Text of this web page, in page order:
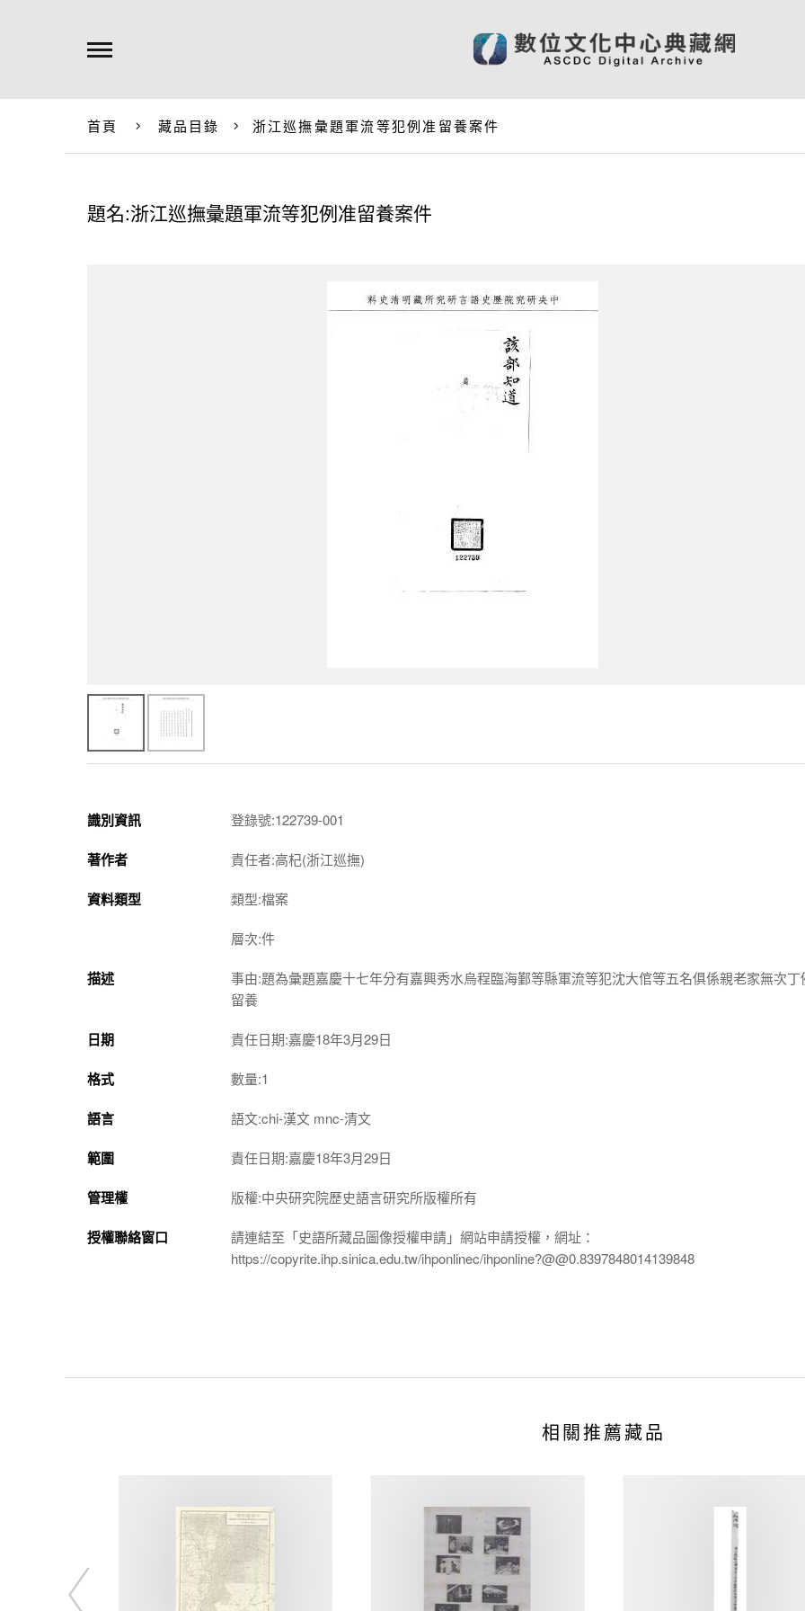
首頁 藏品目錄 浙江巡撫彙題軍流等犯例准留養案件
題名:浙江巡撫彙題軍流等犯例准留養案件
識別資訊 登錄號:122739-001
著作者 責任者:高杞(浙江巡撫)
資料類型 類型:檔案
層次:件
描述
事由:題為彙題嘉慶十七年分有嘉興秀水烏程臨海鄞等縣軍流等犯沈大倌等五名俱係親老家無次丁
留養
日期 責任日期:嘉慶18年3月29日
格式 數量:1
語言 語文:chi-漢文 mnc-清文
範圍 責任日期:嘉慶18年3月29日
管理權 版權:中央研究院歷史語言研究所版權所有
授權聯絡窗口
請連結至「史語所藏品圖像授權申請」網站申請授權，網址：
https://copyrite.ihp.sinica.edu.tw/ihponlinec/ihponline?@@0.8397848014139848
相關推薦藏品